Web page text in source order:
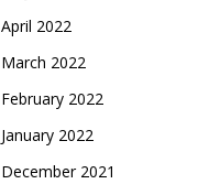
April 2022
March 2022
February 2022
January 2022
December 2021